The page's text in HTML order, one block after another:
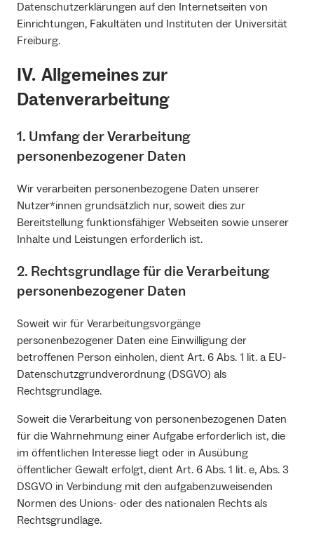
Datenschutzerklärungen auf den Internetseiten von
Einrichtungen, Fakultäten und Instituten der Universität
Freiburg.
IV. Allgemeines zur
Datenverarbeitung
1. Umfang der Verarbeitung
personenbezogener Daten
Wir verarbeiten personenbezogene Daten unserer
Nutzer*innen grundsätzlich nur, soweit dies zur
Bereitstellung funktionsfähiger Webseiten sowie unserer
Inhalte und Leistungen erforderlich ist.
2. Rechtsgrundlage für die Verarbeitung
personenbezogener Daten
Soweit wir für Verarbeitungsvorgänge
personenbezogener Daten eine Einwilligung der
betroffenen Person einholen, dient Art. 6 Abs. 1 lit. a EU‐
Datenschutzgrundverordnung (DSGVO) als
Rechtsgrundlage.
Soweit die Verarbeitung von personenbezogenen Daten
für die Wahrnehmung einer Aufgabe erforderlich ist, die
im öffentlichen Interesse liegt oder in Ausübung
öffentlicher Gewalt erfolgt, dient Art. 6 Abs. 1 lit. e, Abs. 3
DSGVO in Verbindung mit den aufgabenzuweisenden
Normen des Unions- oder des nationalen Rechts als
Rechtsgrundlage.